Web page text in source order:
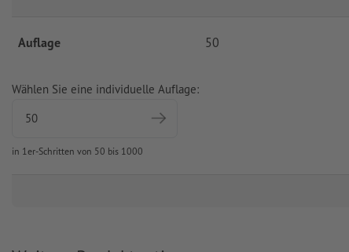
Auflage 50
Wählen Sie eine individuelle Auflage:
in 1er-Schritten von 50 bis 1000